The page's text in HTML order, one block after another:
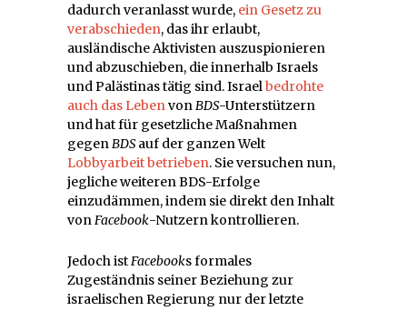
dadurch veranlasst wurde, ein Gesetz zu
verabschieden, das ihr erlaubt,
ausländische Aktivisten auszuspionieren
und abzuschieben, die innerhalb Israels
und Palästinas tätig sind. Israelbedrohte
auch das LebenvonBDS-Unterstützern
und hat für gesetzliche Maßnahmen
gegenBDSauf der ganzen Welt
Lobbyarbeit betrieben. Sie versuchen nun,
jegliche weiteren BDS-Erfolge
einzudämmen, indem sie direkt den Inhalt
vonFacebook-Nutzern kontrollieren.
Jedoch istFacebooks formales
Zugeständnis seiner Beziehung zur
israelischen Regierung nur der letzte